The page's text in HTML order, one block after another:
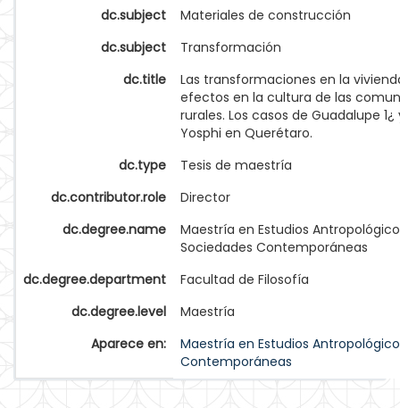
dc.subject
Materiales de construcción
dc.subject
Transformación
dc.title
Las transformaciones en la
efectos en la cultura de las
rurales. Los casos de Guadalupe 1¿
Yosphi en Querétaro.
dc.type
Tesis de maestría
dc.contributor.role
Director
dc.degree.name
Maestría en Estudios
Sociedades Contemporáneas
dc.degree.department
Facultad de Filosofía
dc.degree.level
Maestría
Aparece en:
Maestría en Estudios
Contemporáneas